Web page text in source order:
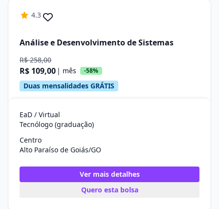
4.3
Análise e Desenvolvimento de Sistemas
R$ 258,00
R$ 109,00 | mês -58%
Duas mensalidades GRÁTIS
EaD / Virtual
Tecnólogo (graduação)
Centro
Alto Paraíso de Goiás/GO
Ver mais detalhes
Quero esta bolsa